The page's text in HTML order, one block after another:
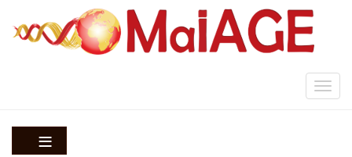
au
contenu